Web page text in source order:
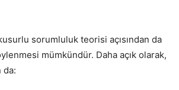
sorumluluk teorisi açısından da
mümkündür. Daha açık olarak,
da: